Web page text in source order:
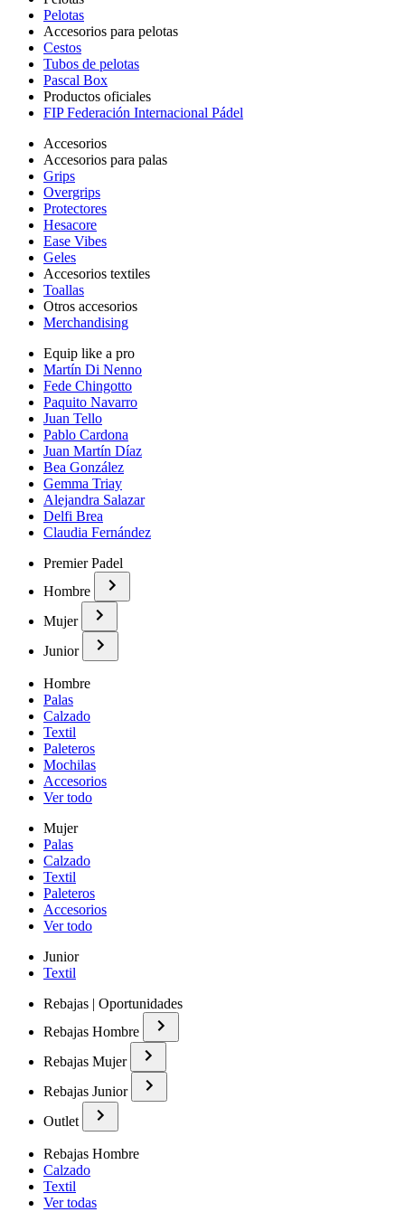
Pelotas
Accesorios para pelotas
Cestos
Tubos de pelotas
Pascal Box
Productos oficiales
FIP Federación Internacional Pádel
Accesorios
Accesorios para palas
Grips
Overgrips
Protectores
Hesacore
Ease Vibes
Geles
Accesorios textiles
Toallas
Otros accesorios
Merchandising
Equip like a pro
Martín Di Nenno
Fede Chingotto
Paquito Navarro
Juan Tello
Pablo Cardona
Juan Martín Díaz
Bea González
Gemma Triay
Alejandra Salazar
Delfi Brea
Claudia Fernández
Premier Padel
Hombre
Mujer
Junior
Hombre
Palas
Calzado
Textil
Paleteros
Mochilas
Accesorios
Ver todo
Mujer
Palas
Calzado
Textil
Paleteros
Accesorios
Ver todo
Junior
Textil
Rebajas | Oportunidades
Rebajas Hombre
Rebajas Mujer
Rebajas Junior
Outlet
Rebajas Hombre
Calzado
Textil
Ver todas